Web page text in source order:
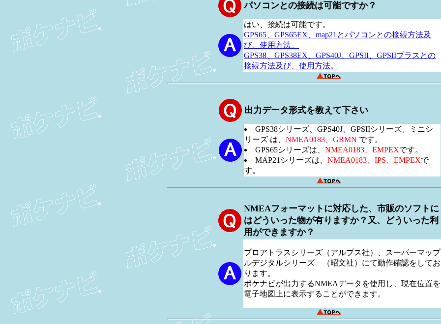
パソコンとの接続は可能ですか？
はい、接続は可能です。
GPS65、GPS65EX、map21とパソコンとの接続方法及
び、使用方法。
GPS38、GPS38EX、GPS40J、GPSII、GPSIIプラスとの
接続方法及び、使用方法。
出力データ形式を教えて下さい
GPS38シリーズ、GPS40J、GPSIIシリーズ、ミニシ
リーズ は、 NMEA0183、GRMN です。
GPS65シリーズは、 NMEA0183、EMPEXです。
MAP21シリーズは、 NMEA0183、IPS、EMPEXで
す。
NMEAフォーマットに対応した、市販のソフトに
はどういった物が有りますか？又、どういった利
用ができますか？
プロアトラスシリーズ（アルプス社）、スーパーマップ
ルデジタルシリーズ （昭文社）にて動作確認をしてお
ります。
ポケナビが出力するNMEAデータを使用し、現在位置を
電子地図上に表示することができます。